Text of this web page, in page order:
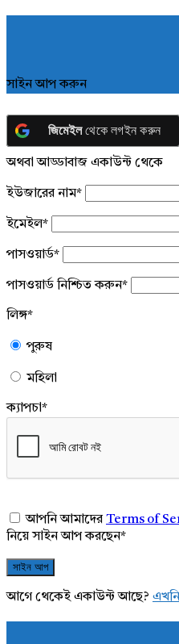
সাইন আপ করুন
জিমেইলথেকে লগইন করুন
অথবা আড্ডাবাজ একাউন্ট থেকে
ইউজারের নাম*
ইমেইল*
পাসওয়ার্ড*
পাসওয়ার্ড নিশ্চিত করুন*
লিঙ্গ*
পুরুষ
মহিলা
ক্যাপচা*
আপনি আমাদেরTerms of
নিয়ে সাইন আপ করছেন*
আগে থেকেই একাউন্ট আছে?